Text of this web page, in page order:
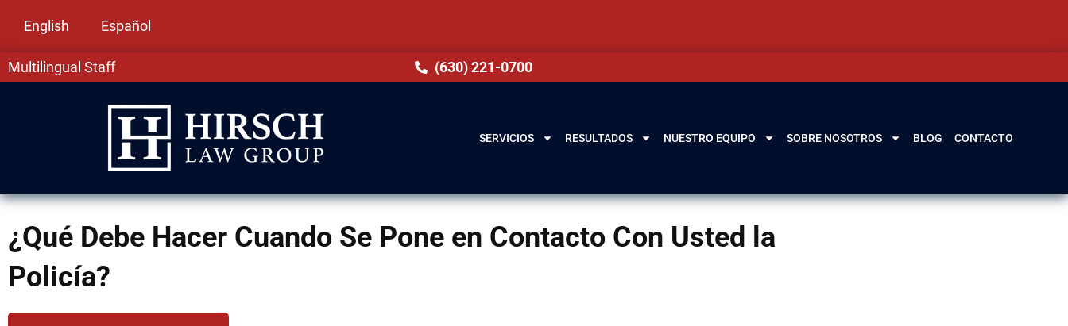
English Español
Multilingual Staff (630) 221-0700
SERVICIOS RESULTADOS NUESTRO EQUIPO SOBRE NOSOTROS BLOG CONTACTO
¿Qué Debe Hacer Cuando Se Pone en Contacto Con Usted la
Policía?